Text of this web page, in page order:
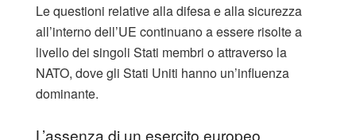
Le questioni relative alla difesa e alla sicurezza
all’interno dell’UE continuano a essere risolte a
livello dei singoli Stati membri o attraverso la
NATO, dove gli Stati Uniti hanno un’influenza
dominante.
L’assenza di un esercito europeo